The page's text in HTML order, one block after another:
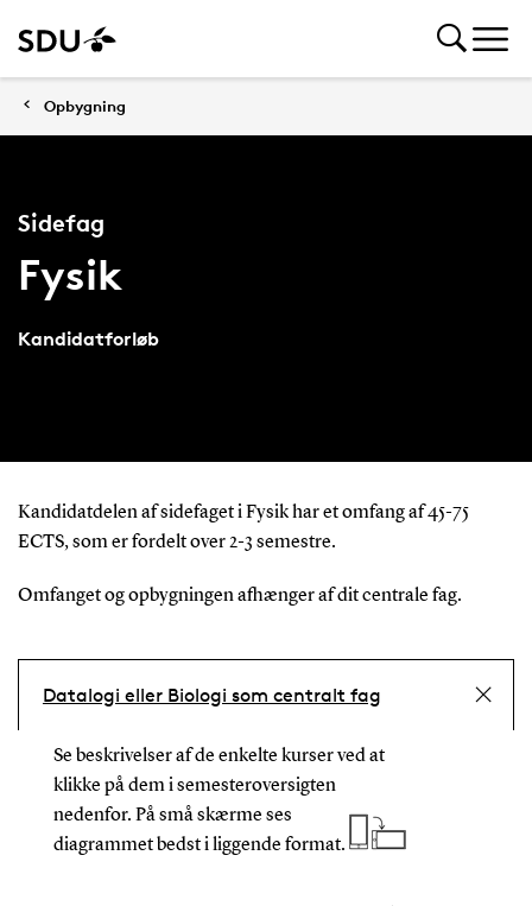
Opbygning
Sidefag
Fysik
Kandidatforløb
Kandidatdelen af sidefaget i Fysik har et omfang af 45-75
ECTS, som er fordelt over 2-3 semestre.
Omfanget og opbygningen afhænger af dit centrale fag.
Datalogi eller Biologi som centralt fag
Se beskrivelser af de enkelte kurser ved at
klikke på dem i semesteroversigten
nedenfor. På små skærme ses
diagrammet bedst i liggende format.